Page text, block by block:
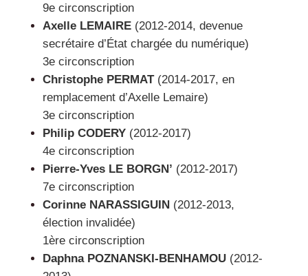
9e circonscription
Axelle LEMAIRE (2012-2014, devenue
secrétaire d’État chargée du numérique)
3e circonscription
Christophe PERMAT (2014-2017, en
remplacement d’Axelle Lemaire)
3e circonscription
Philip CODERY (2012-2017)
4e circonscription
Pierre-Yves LE BORGN’ (2012-2017)
7e circonscription
Corinne NARASSIGUIN (2012-2013,
élection invalidée)
1ère circonscription
Daphna POZNANSKI-BENHAMOU(2012-